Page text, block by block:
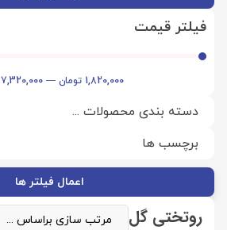
فیلتر قیمت
1,820,000 تومان —
7,320,000
اعمال فیلتر ها
روتختی گل